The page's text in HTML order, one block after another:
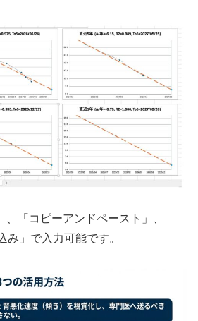
「コピーアンドペースト」、
み」で入力可能です。